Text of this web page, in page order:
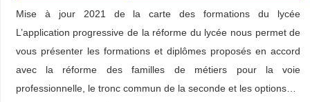
Mise à jour 2021 de la carte des formations du lycée
L’application progressive de la réforme du lycée nous permet de
vous présenter les formations et diplômes proposés en accord
avec la réforme des familles de métiers pour la voie
professionnelle, le tronc commun de la seconde et les options…